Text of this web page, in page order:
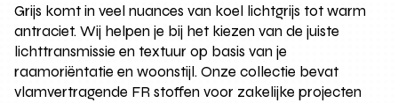
Grijs komt in veel nuances van koel lichtgrijs tot warm
antraciet. Wij helpen je bij het kiezen van de juiste
lichttransmissie en textuur op basis van je
raamoriëntatie en woonstijl. Onze collectie bevat
vlamvertragende FR stoffen voor zakelijke projecten